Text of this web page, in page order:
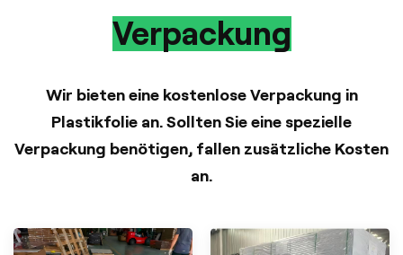
Verpackung
Wir bieten eine kostenlose Verpackung in
Plastikfolie an. Sollten Sie eine spezielle
Verpackung benötigen, fallen zusätzliche Kosten
an.